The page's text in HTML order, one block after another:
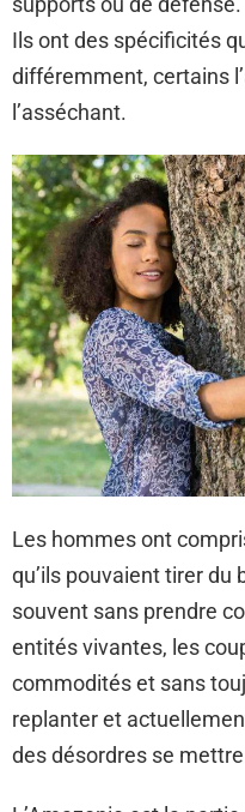
Ils ont des spécificités
différemment, certains
l’asséchant.
Les hommes ont
qu’ils pouvaient tirer du
souvent sans prendre
entités vivantes, les
commodités et sans
replanter et
des désordres se